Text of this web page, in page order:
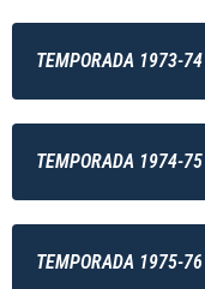
TEMPORADA 1973-74
TEMPORADA 1974-75
TEMPORADA 1975-76